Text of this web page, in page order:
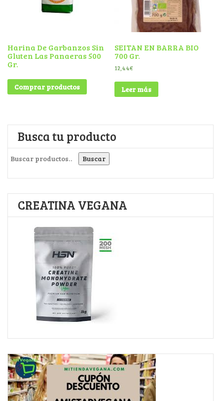
Harina De Garbanzos Sin
Gluten Las Panaeras 500
Gr.
Comprar productos
SEITAN EN BARRA BIO
700 Gr.
12,44€
Leer más
Busca tu producto
Buscar
CREATINA VEGANA